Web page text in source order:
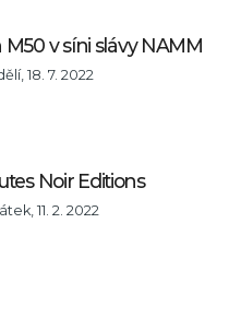
v síni slávy NAMM
18. 7. 2022
Noir Editions
11. 2. 2022